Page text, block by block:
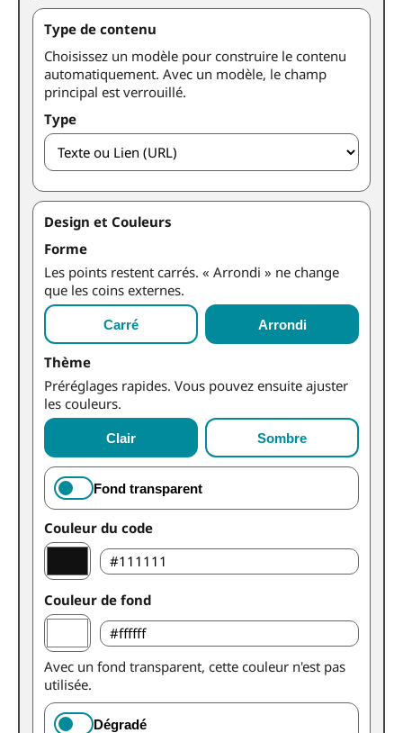
Type de contenu
Choisissez un modèle pour construire le contenu
automatiquement. Avec un modèle, le champ
principal est verrouillé.
Type
Design et Couleurs
Forme
Les points restent carrés. « Arrondi » ne change
que les coins externes.
Carré Arrondi
Thème
Préréglages rapides. Vous pouvez ensuite ajuster
les couleurs.
Clair Sombre
Fond transparent
Couleur du code
Couleur de fond
Avec un fond transparent, cette couleur n'est pas
utilisée.
Dégradé